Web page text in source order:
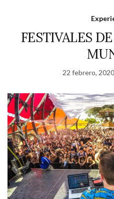
FESTIVALES
22 febrero, 2020